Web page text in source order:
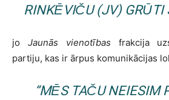
RINKĒVIČU (JV) GRŪTI
jo Jaunās vienotības frakcija
partiju, kas ir ārpus komunikācijas
“MĒS TAČU NEIESIM